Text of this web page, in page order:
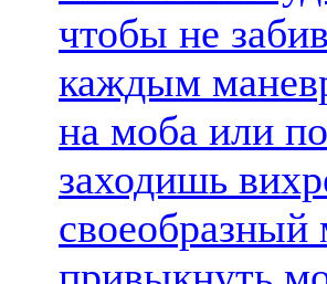
чтобы не
каждым
на моба или
заходишь
своеобразный